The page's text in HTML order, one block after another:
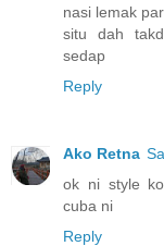
nasi lemak
situ dah
sedap
Reply
Ako Retna
ok ni style
cuba ni
Reply